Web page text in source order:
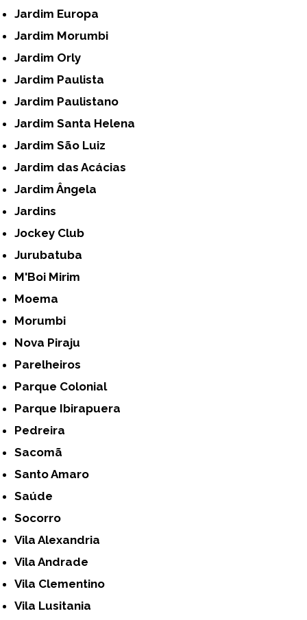
Jardim Europa
Jardim Morumbi
Jardim Orly
Jardim Paulista
Jardim Paulistano
Jardim Santa Helena
Jardim São Luiz
Jardim das Acácias
Jardim Ângela
Jardins
Jockey Club
Jurubatuba
M'Boi Mirim
Moema
Morumbi
Nova Piraju
Parelheiros
Parque Colonial
Parque Ibirapuera
Pedreira
Sacomã
Santo Amaro
Saúde
Socorro
Vila Alexandria
Vila Andrade
Vila Clementino
Vila Lusitania